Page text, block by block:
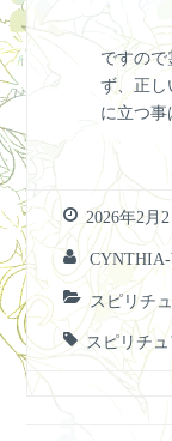
ですの
ず、正し
に立つ事
2026年2月2
CYNTHIA-
スピリチ
スピリチ